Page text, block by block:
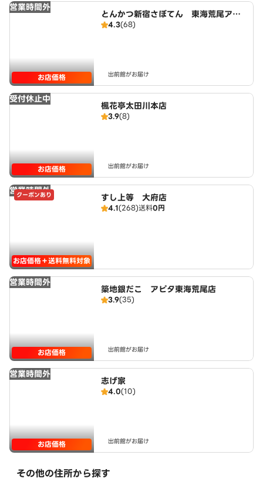
営業時間外
お店価格
とんかつ新宿さぼてん 東海荒尾アピ
タ店
4.3(68)
出前館がお届け
受付休止中
お店価格
楓花亭太田川本店
3.9(8)
出前館がお届け
営業時間外
クーポンあり
お店価格＋送料無料対象
すし上等 大府店
4.1(268)送料0円
営業時間外
お店価格
築地銀だこ アピタ東海荒尾店
3.9(35)
出前館がお届け
営業時間外
お店価格
志げ家
4.0(10)
出前館がお届け
その他の住所から探す